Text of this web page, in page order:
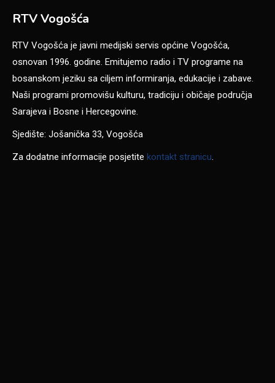
RTV Vogošća
RTV Vogošća je javni medijski servis općine Vogošća,
osnovan 1996. godine. Emitujemo radio i TV programe na
bosanskom jeziku sa ciljem informiranja, edukacije i zabave.
Naši programi promovišu kulturu, tradiciju i običaje područja
Sarajeva i Bosne i Hercegovine.
Sjedište: Jošanička 33, Vogošća
Za dodatne informacije posjetite kontakt stranicu.